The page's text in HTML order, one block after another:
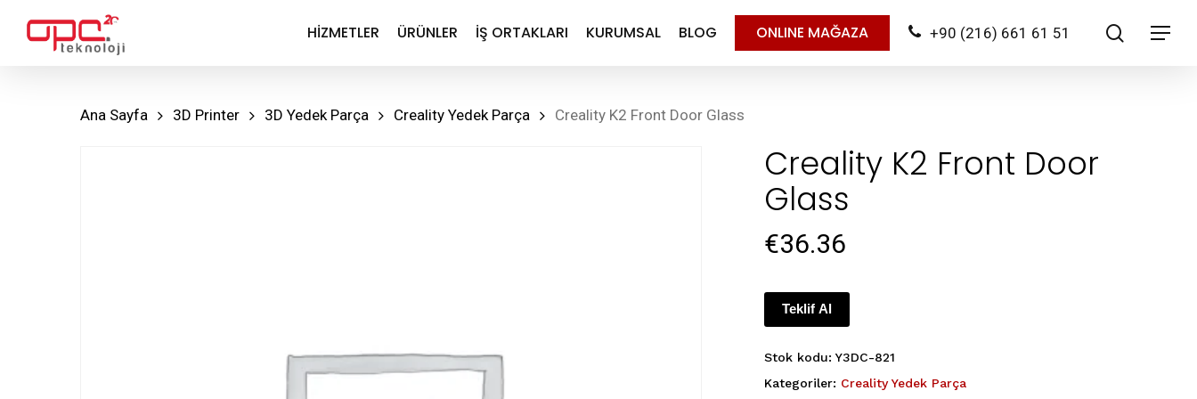
HIZMETLER ÜRÜNLER İŞ ORTAKLARI KURUMSAL BLOG ONLINE MAĞAZA +90 (216) 661 61 51 search
Menu
Ana Sayfa 3D Printer 3D Yedek Parça Creality Yedek Parça Creality K2 Front Door Glass
Creality K2 Front Door
Glass
€36.36
Teklif Al
Stok kodu:Y3DC-821
Kategoriler: Creality Yedek Parça